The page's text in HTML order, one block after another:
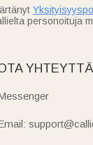
personoituja
YHTEYTTÄ